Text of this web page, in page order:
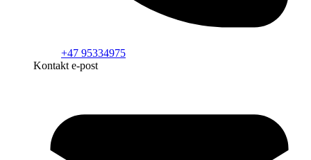
+47 95334975
Kontakt e-post